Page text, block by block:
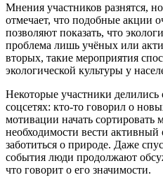
Мнения участников разнятся,
отмечает, что подобные акции
позволяют показать, что
проблема лишь учёных или
вторых, такие мероприятия
экологической культуры у
Некоторые участники
соцсетях: кто-то говорил о
мотивации начать
необходимости вести
заботиться о природе. Даже
события люди продолжают
что говорит о его значимости.